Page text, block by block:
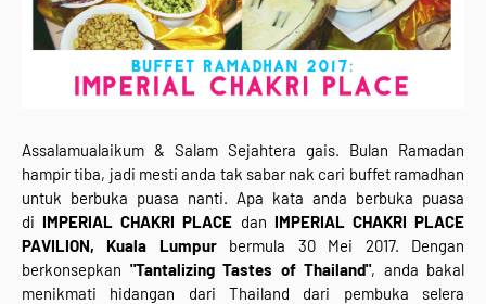
Assalamualaikum & Salam Sejahtera gais. Bulan Ramadan
hampir tiba, jadi mesti anda tak sabar nak cari buffet ramadhan
untuk berbuka puasa nanti. Apa kata anda berbuka puasa
di IMPERIAL CHAKRI PLACE dan IMPERIAL CHAKRI PLACE
PAVILION, Kuala Lumpurbermula 30 Mei 2017. Dengan
berkonsepkan "Tantalizing Tastes of Thailand", anda bakal
menikmati hidangan dari Thailand dari pembuka selera